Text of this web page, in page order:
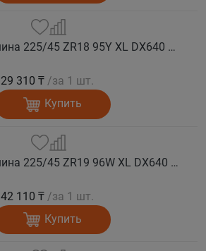
DAVANTI Автошина 225/45 ZR18 95Y XL DX640 RPR лето (Таиланд)
29 310 ₸ /за 1 шт.
Купить
DAVANTI Автошина 225/45 ZR19 96W XL DX640 RPR лето (Таиланд)
42 110 ₸ /за 1 шт.
Купить